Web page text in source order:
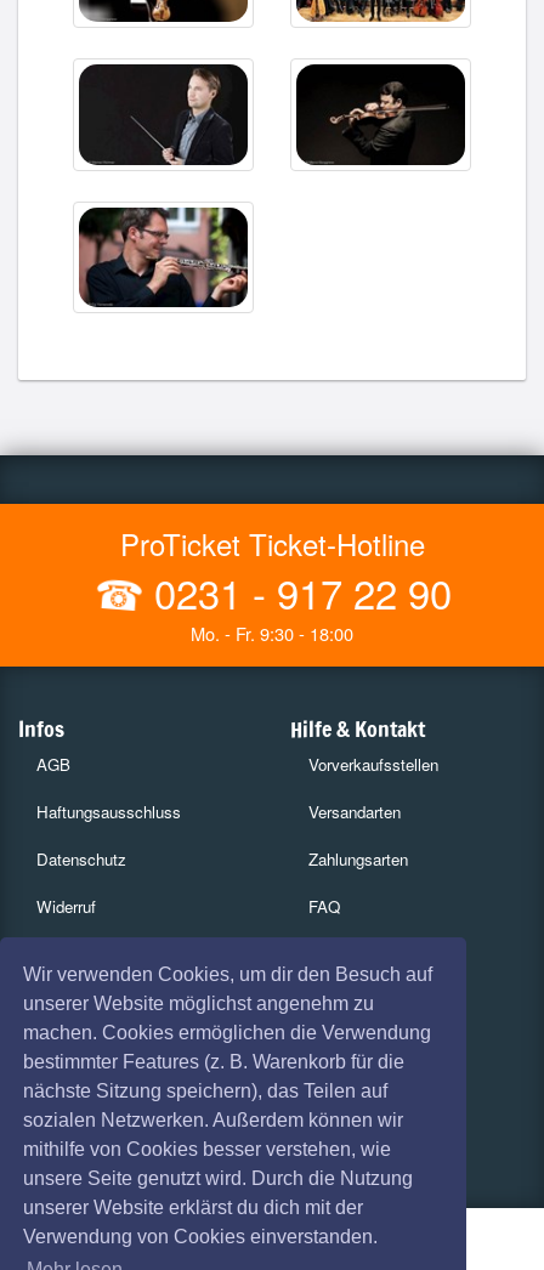
Wir verwenden Cookies, um dir den Besuch auf
unserer Website möglichst angenehm zu
machen. Cookies ermöglichen die Verwendung
bestimmter Features (z. B. Warenkorb für die
nächste Sitzung speichern), das Teilen auf
sozialen Netzwerken. Außerdem können wir
mithilfe von Cookies besser verstehen, wie
unsere Seite genutzt wird. Durch die Nutzung
unserer Website erklärst du dich mit der
Verwendung von Cookies einverstanden.
ProTicket Ticket-Hotline
☎ 0231 - 917 22 90
Mo. - Fr. 9:30 - 18:00
Infos
AGB
Haftungsausschluss
Datenschutz
Widerruf
Absagen
Hilfe & Kontakt
Vorverkaufsstellen
Versandarten
Zahlungsarten
FAQ
Services
Gutscheine
Geschäftskunden
Kartenrückgabe
Besucherregistrierung